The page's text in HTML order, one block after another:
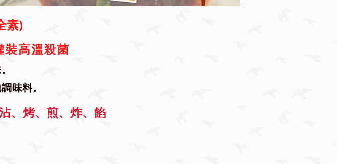
素)
裝高溫殺菌
味料。
、烤、煎、炸、餡